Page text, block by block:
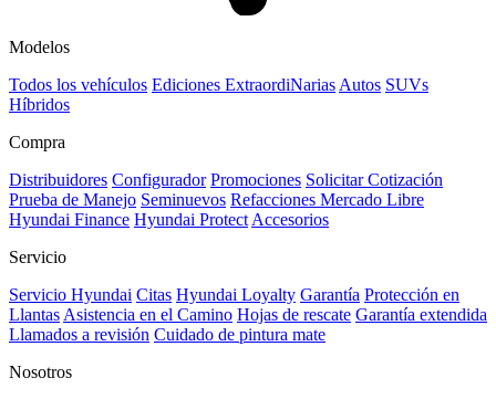
Modelos
Todos los vehículos Ediciones ExtraordiNarias Autos SUVs
Híbridos
Compra
Distribuidores Configurador Promociones Solicitar Cotización
Prueba de Manejo Seminuevos Refacciones Mercado Libre
Hyundai Finance Hyundai Protect Accesorios
Servicio
Servicio Hyundai Citas Hyundai Loyalty Garantía Protección en
Llantas Asistencia en el Camino Hojas de rescate Garantía extendida
Llamados a revisión Cuidado de pintura mate⁠
Nosotros